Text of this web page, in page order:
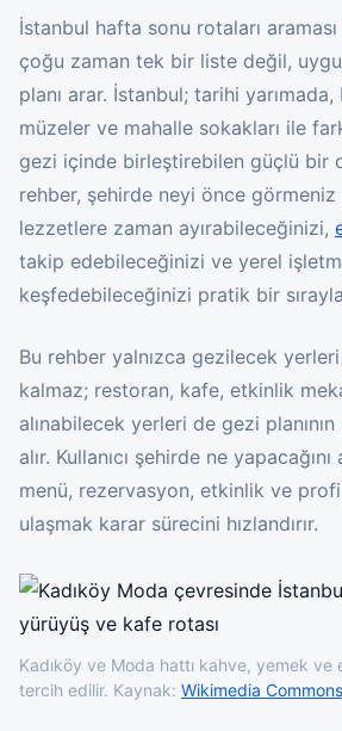
İstanbul hafta sonu rotaları araması
çoğu zaman tek bir liste değil,
planı arar. İstanbul; tarihi yarımada,
müzeler ve mahalle sokakları ile
gezi içinde birleştirebilen güçlü bir
rehber, şehirde neyi önce
lezzetlere zaman ayırabileceğinizi,
takip edebileceğinizi ve yerel
keşfedebileceğinizi pratik bir sırayla
Bu rehber yalnızca gezilecek yerleri
kalmaz; restoran, kafe, etkinlik
alınabilecek yerleri de gezi
alır. Kullanıcı şehirde ne
menü, rezervasyon, etkinlik ve
ulaşmak karar sürecini hızlandırır.
Kadıköy ve Moda hattı kahve, yemek ve
tercih edilir. Kaynak: Wikimedia Commons